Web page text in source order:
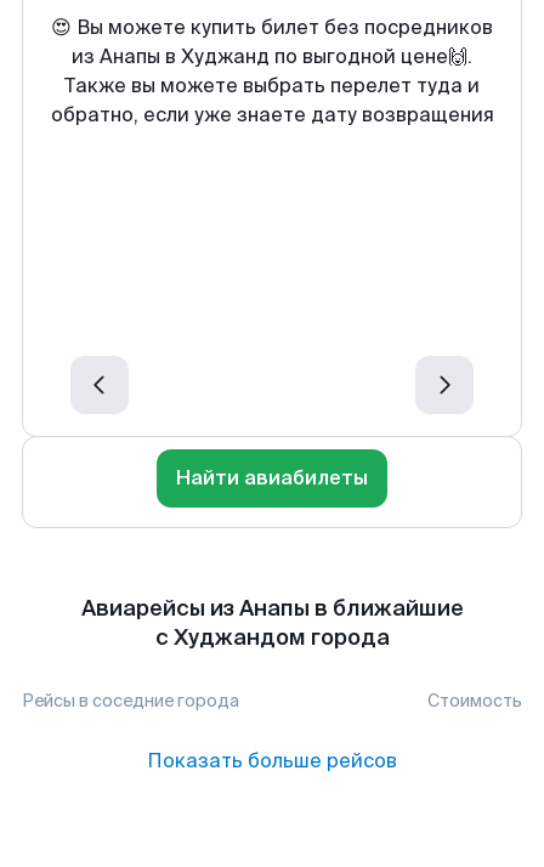
😍 Вы можете купить билет без посредников
из Анапы в Худжанд по выгодной цене🙌.
Также вы можете выбрать перелет туда и
обратно, если уже знаете дату возвращения
Найти авиабилеты
Авиарейсы из Анапы в ближайшие
с Худжандом города
Рейсы в соседние города Стоимость
Показать больше рейсов